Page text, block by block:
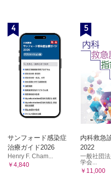
4
サンフォード感染症
治療ガイド2026
Henry F. Cham...
￥4,840
5
内科救急
2022
一般社団
学会...
￥11,000